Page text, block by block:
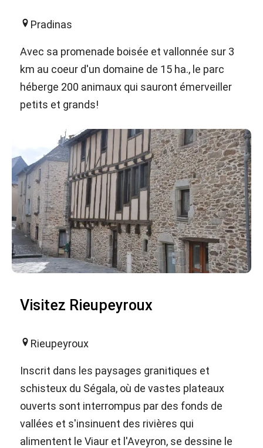
Pradinas
Avec sa promenade boisée et vallonnée sur 3
km au coeur d'un domaine de 15 ha., le parc
héberge 200 animaux qui sauront émerveiller
petits et grands!
Visitez Rieupeyroux
Rieupeyroux
Inscrit dans les paysages granitiques et
schisteux du Ségala, où de vastes plateaux
ouverts sont interrompus par des fonds de
vallées et s'insinuent des rivières qui
alimentent le Viaur et l'Aveyron, se dessine le